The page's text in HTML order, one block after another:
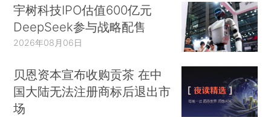
宇树科技IPO估值600亿元
DeepSeek参与战略配售
2026年08月06日
贝恩资本宣布收购贡茶 在中
国大陆无法注册商标后退出市
场